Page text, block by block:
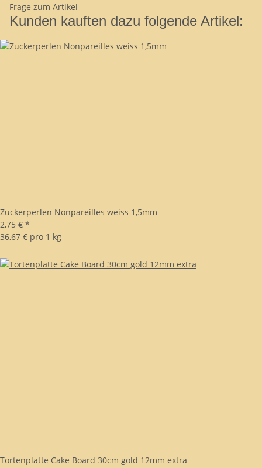
Frage zum Artikel
Kunden kauften dazu folgende Artikel:
Zuckerperlen Nonpareilles weiss 1,5mm
2,75 € *
36,67 € pro 1 kg
Tortenplatte Cake Board 30cm gold 12mm extra